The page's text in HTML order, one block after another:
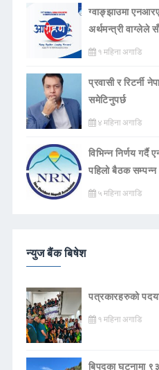
ग्वाङ्झाउमा
अर्थमन्त्री वाग्लेले
१ महिना अगाडि
प्रवासी र रिटर्नी
समेटिनुपर्छ
४ महिना अगाडि
विभिन्न निर्णय
पहिलो बैठक सम्पन्न
५ महिना अगाडि
न्युज बैंक बिषेश
पत्रकारहरुको
१ महिना अगाडि
बिपद्का घटनामा